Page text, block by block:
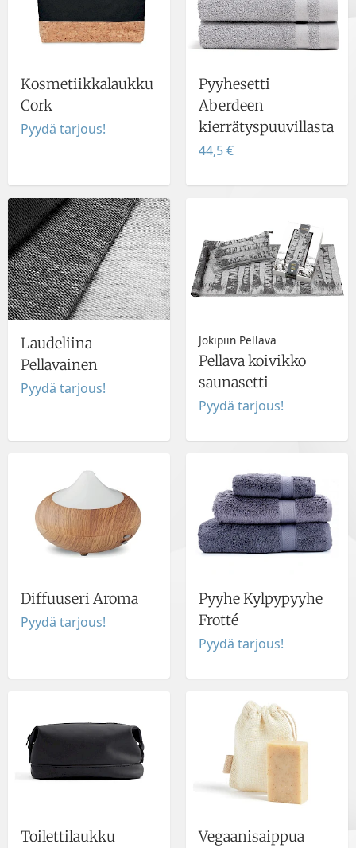
Kosmetiikkalaukku
Cork
Pyydä tarjous!
Pyyhesetti
Aberdeen
kierrätyspuuvillasta
44,5 €
Laudeliina
Pellavainen
Pyydä tarjous!
Jokipiin Pellava
Pellava koivikko
saunasetti
Pyydä tarjous!
Diffuuseri Aroma
Pyydä tarjous!
Pyyhe Kylpypyyhe
Frotté
Pyydä tarjous!
Toilettilaukku
Vegaanisaippua